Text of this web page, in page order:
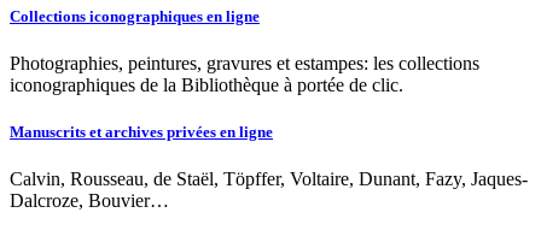
Collections iconographiques en ligne
Photographies, peintures, gravures et estampes: les collections
iconographiques de la Bibliothèque à portée de clic.
Manuscrits et archives privées en ligne
Calvin, Rousseau, de Staël, Töpffer, Voltaire, Dunant, Fazy, Jaques-
Dalcroze, Bouvier…